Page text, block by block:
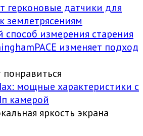
герконовые датчики для
землетрясениям
измерения старения
изменяет подход
мощные характеристики с
камерой
яркость экрана